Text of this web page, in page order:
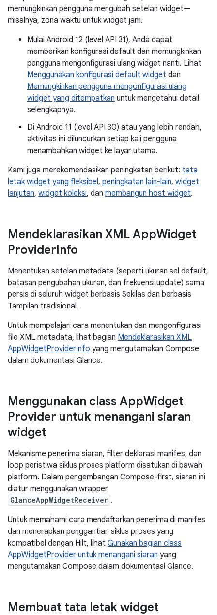
memungkinkan pengguna mengubah setelan widget—
misalnya, zona waktu untuk widget jam.
Mulai Android 12 (level API 31), Anda dapat
memberikan konfigurasi default dan memungkinkan
pengguna mengonfigurasi ulang widget nanti. Lihat
Menggunakan konfigurasi default widget dan
Memungkinkan pengguna mengonfigurasi ulang
widget yang ditempatkan untuk mengetahui detail
selengkapnya.
Di Android 11 (level API 30) atau yang lebih rendah,
aktivitas ini diluncurkan setiap kali pengguna
menambahkan widget ke layar utama.
Kami juga merekomendasikan peningkatan berikut: tata
letak widget yang fleksibel , peningkatan lain-lain, widget
lanjutan, widget koleksi, dan membangun host widget.
Mendeklarasikan XML AppWidget
ProviderInfo
Menentukan setelan metadata (seperti ukuran sel default,
batasan pengubahan ukuran, dan frekuensi update) sama
persis di seluruh widget berbasis Sekilas dan berbasis
Tampilan tradisional.
Untuk mempelajari cara menentukan dan mengonfigurasi
file XML metadata, lihat bagian Mendeklarasikan XML
AppWidgetProviderInfo yang mengutamakan Compose
dalam dokumentasi Glance.
Menggunakan class AppWidget
Provider untuk menangani siaran
widget
Mekanisme penerima siaran, filter deklarasi manifes, dan
loop peristiwa siklus proses platform disatukan di bawah
platform. Dalam pengembangan Compose-first, siaran ini
diatur menggunakan wrapper
GlanceAppWidgetReceiver .
Untuk memahami cara mendaftarkan penerima di manifes
dan menerapkan penggantian siklus proses yang
kompatibel dengan Hilt, lihat Gunakan bagian class
AppWidgetProvider untuk menangani siaran yang
mengutamakan Compose dalam dokumentasi Glance.
Membuat tata letak widget